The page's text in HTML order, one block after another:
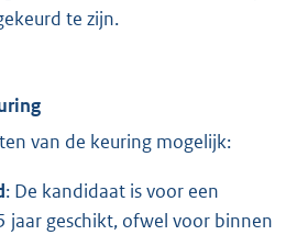
te zijn.
van de keuring mogelijk:
: De kandidaat is voor een
jaar geschikt, ofwel voor binnen